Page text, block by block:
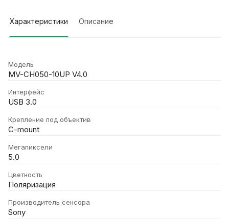
Характеристики Описание
Модель
MV-CH050-10UP V4.0
Интерфейс
USB 3.0
Крепление под объектив
C-mount
Мегапиксели
5.0
Цветность
Поляризация
Производитель сенсора
Sony